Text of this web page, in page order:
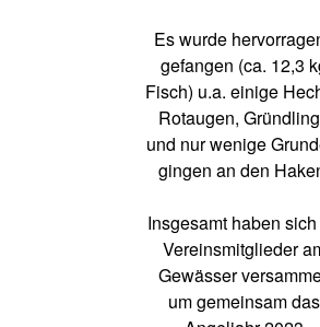
Es wurde
gefangen (ca. 12,3
Fisch) u.a. einige
Rotaugen,
und nur wenige
gingen an den
Insgesamt haben
Vereinsmitglieder
Gewässer
um gemeinsam das